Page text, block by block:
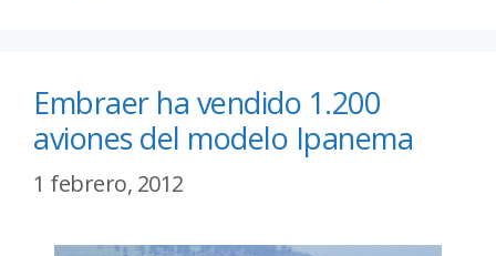
Embraer ha vendido 1.200
aviones del modelo Ipanema
1 febrero, 2012